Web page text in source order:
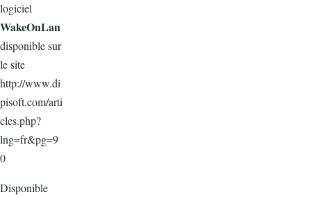
logiciel
WakeOnLan
disponible sur
le site
http://www.di
pisoft.com/arti
cles.php?
lng=fr&pg=9
0
Disponible